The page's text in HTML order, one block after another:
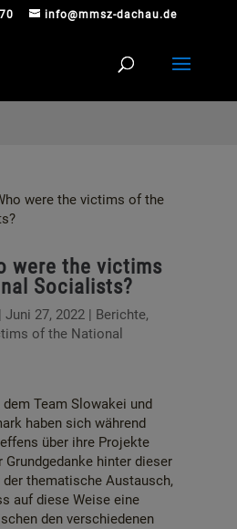
info@mmsz-dachau.de
were the victims of the
were the victims
Socialists?
| Juni 27, 2022 | Berichte,
of the National
Team Slowakei und
haben sich während
über ihre Projekte
Grundgedanke hinter dieser
der thematische Austausch,
auf diese Weise eine
den verschiedenen